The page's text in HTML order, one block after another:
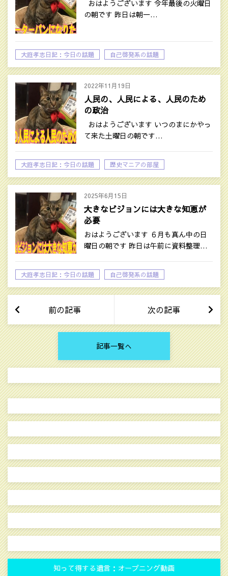
おはようございます 今年最後の火曜日
の朝です 昨日は朝一…
大庭孝志日記：今日の話題 自己啓発系の話題
2022年11月19日
人民の、人民による、人民のため
の政治
おはようございます いつのまにかやっ
て来た土曜日の朝です…
大庭孝志日記：今日の話題
歴史マニアの部屋
自己啓発系の話題
2025年6月15日
大きなビジョンには大きな知恵が
必要
おはようございます ６月も真ん中の日
曜日の朝です 昨日は午前に資料整理…
大庭孝志日記：今日の話題 自己啓発系の話題
前の記事 次の記事
記事一覧へ
知って得する遺言：オープニング動画